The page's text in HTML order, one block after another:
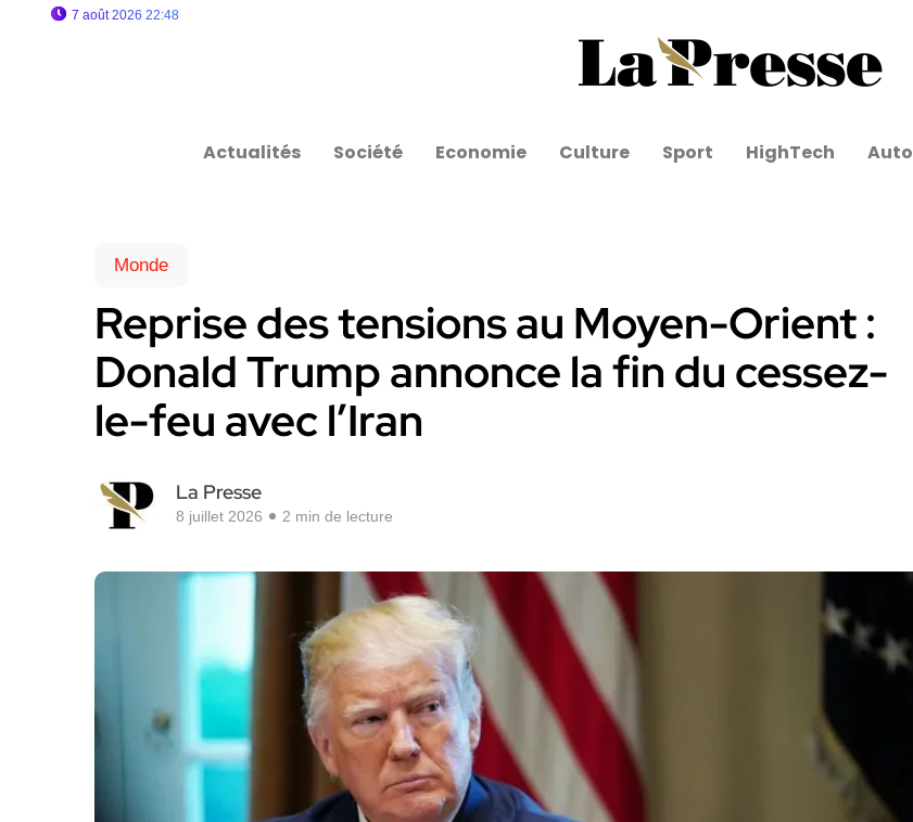
7 août 2026 22:48
Actualités Société Economie Culture Sport HighTech Auto
Monde
Reprise des tensions au Moyen-Orient :
Donald Trump annonce la fin du cessez-
le-feu avec l’Iran
La Presse
8 juillet 2026 2 min de lecture